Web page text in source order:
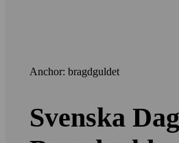
Anchor: bragdguldet
Svenska